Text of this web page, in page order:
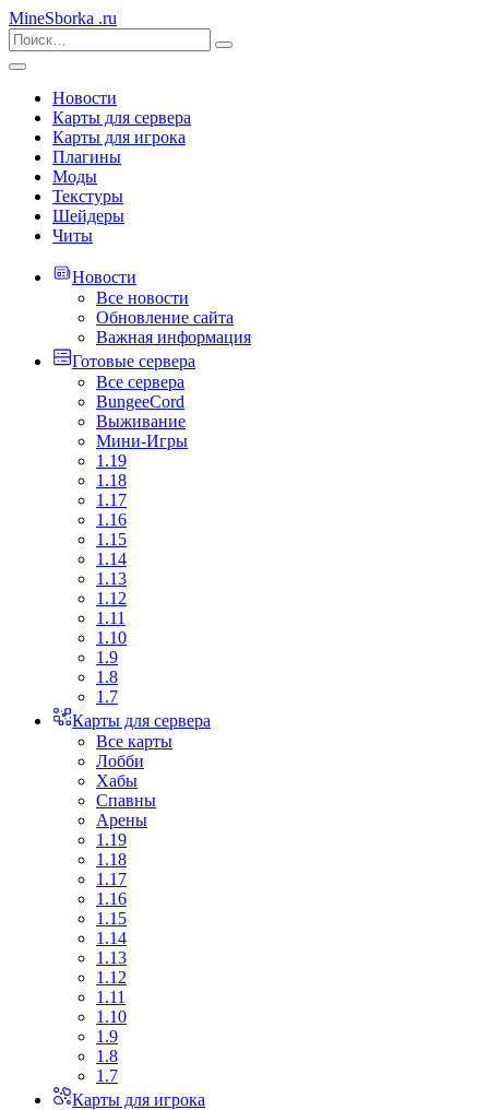
MineSborka .ru
Новости
Карты для сервера
Карты для игрока
Плагины
Моды
Текстуры
Шейдеры
Читы
Новости
Все новости
Обновление сайта
Важная информация
Готовые сервера
Все сервера
BungeeCord
Выживание
Мини-Игры
1.19
1.18
1.17
1.16
1.15
1.14
1.13
1.12
1.11
1.10
1.9
1.8
1.7
Карты для сервера
Все карты
Лобби
Хабы
Спавны
Арены
1.19
1.18
1.17
1.16
1.15
1.14
1.13
1.12
1.11
1.10
1.9
1.8
1.7
Карты для игрока